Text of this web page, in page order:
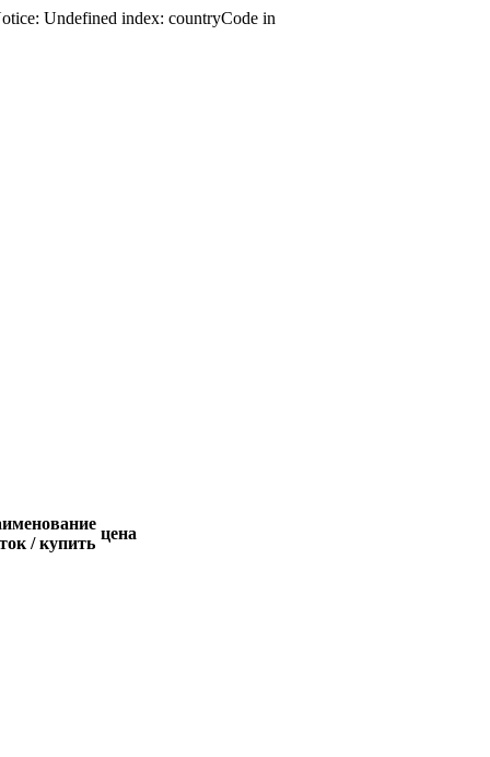
Undefined index: countryCode in
/ купить
цена